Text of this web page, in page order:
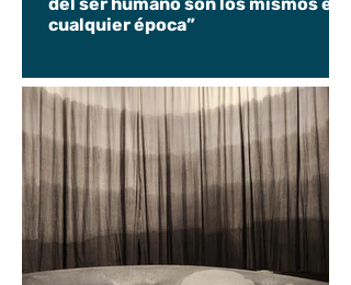
del ser humano son los mismos en
cualquier época”